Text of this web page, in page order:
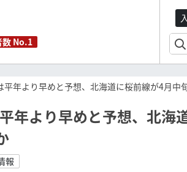
数 No.1
年より早めと予想、北海道に桜前線が4月中
年より早めと予想、北海
報